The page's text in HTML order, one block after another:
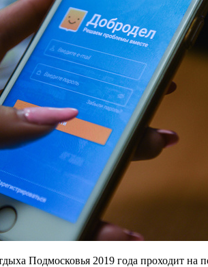
Подмосковья 2019 года проходит